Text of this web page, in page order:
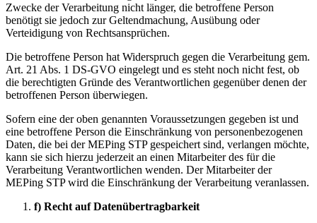
Zwecke der Verarbeitung nicht länger, die betroffene Person
benötigt sie jedoch zur Geltendmachung, Ausübung oder
Verteidigung von Rechtsansprüchen.
Die betroffene Person hat Widerspruch gegen die Verarbeitung gem.
Art. 21 Abs. 1 DS-GVO eingelegt und es steht noch nicht fest, ob
die berechtigten Gründe des Verantwortlichen gegenüber denen der
betroffenen Person überwiegen.
Sofern eine der oben genannten Voraussetzungen gegeben ist und
eine betroffene Person die Einschränkung von personenbezogenen
Daten, die bei der MEPing STP gespeichert sind, verlangen möchte,
kann sie sich hierzu jederzeit an einen Mitarbeiter des für die
Verarbeitung Verantwortlichen wenden. Der Mitarbeiter der
MEPing STP wird die Einschränkung der Verarbeitung veranlassen.
f) Recht auf Datenübertragbarkeit